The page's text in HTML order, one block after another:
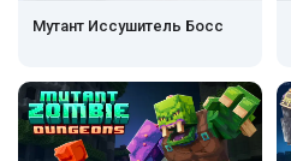
Мутант Иссушитель Босс